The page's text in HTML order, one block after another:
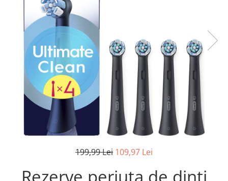
Pistoale de lipit
Termometre bucatarie
Tigai si Seturi
Unelte si aparate de masura
Uscatoare Rufe
Veioze si Lampi
Vopsele si Pigmenti
Perii de par electrice
Uscatoare de par
199,99 Lei 109,97 Lei